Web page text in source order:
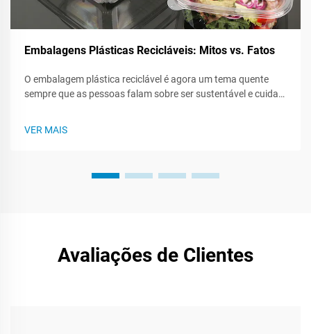
Embalagens Plásticas Recicláveis: Mitos vs. Fatos
O embalagem plástica reciclável é agora um tema quente
sempre que as pessoas falam sobre ser sustentável e cuidar
VER MAIS
Avaliações de Clientes